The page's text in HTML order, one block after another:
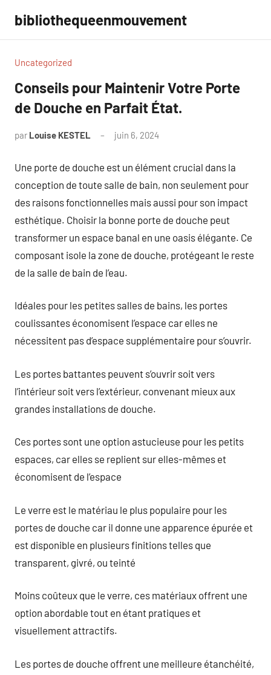
contenu
bibliothequeenmouvement
Uncategorized
Conseils pour Maintenir Votre Porte
de Douche en Parfait État.
par Louise KESTEL juin 6, 2024
Une porte de douche est un élément crucial dans la
conception de toute salle de bain, non seulement pour
des raisons fonctionnelles mais aussi pour son impact
esthétique. Choisir la bonne porte de douche peut
transformer un espace banal en une oasis élégante. Ce
composant isole la zone de douche, protégeant le reste
de la salle de bain de l’eau.
Idéales pour les petites salles de bains, les portes
coulissantes économisent l’espace car elles ne
nécessitent pas d’espace supplémentaire pour s’ouvrir.
Les portes battantes peuvent s’ouvrir soit vers
l’intérieur soit vers l’extérieur, convenant mieux aux
grandes installations de douche.
Ces portes sont une option astucieuse pour les petits
espaces, car elles se replient sur elles-mêmes et
économisent de l’espace
Le verre est le matériau le plus populaire pour les
portes de douche car il donne une apparence épurée et
est disponible en plusieurs finitions telles que
transparent, givré, ou teinté
Moins coûteux que le verre, ces matériaux offrent une
option abordable tout en étant pratiques et
visuellement attractifs.
Les portes de douche offrent une meilleure étanchéité,